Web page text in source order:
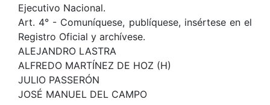
Ejecutivo Nacional.
Art. 4° - Comuníquese, publíquese, insértese en el
Registro Oficial y archívese.
ALEJANDRO LASTRA
ALFREDO MARTÍNEZ DE HOZ (H)
JULIO PASSERÓN
JOSÉ MANUEL DEL CAMPO